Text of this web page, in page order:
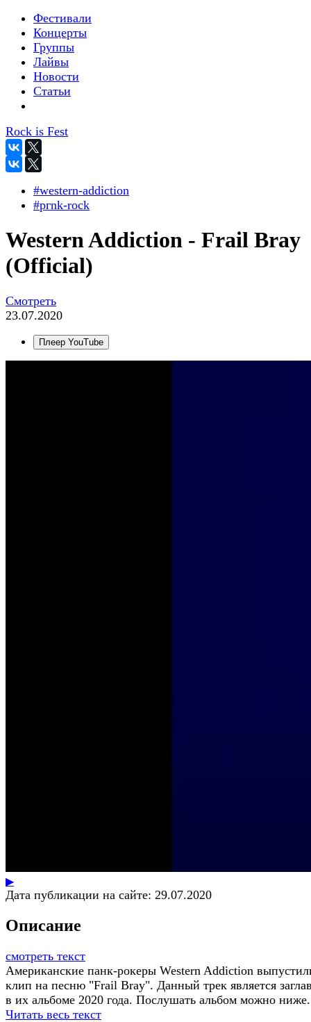
Фестивали
Концерты
Группы
Лайвы
Новости
Статьи
Rock is Fest
#western-addiction
#pгnk-roсk
Western Addiction - Frail Bray
(Official)
Смотреть
23.07.2020
Плеер YouTube
▶
Дата публикации на сайте: 29.07.2020
Описание
смотреть текст
Американские панк-рокеры Western Addiction
клип на песню "Frail Bray". Данный трек является
в их альбоме 2020 года. Послушать альбом можно ниже.
Читать весь текст